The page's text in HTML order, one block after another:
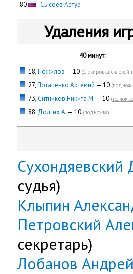
80
Сысоев Артур
Удаления
40 минут:
18,Пожилов — 10 (блокировка,
27,Потапенко Артемий — 10 (
73,Ситников Никита М. — 10 (толчок
88, Долгих А. — 10 (подножка)
Сухондяевский
судья)
Клыпин
Петровский
секретарь)
Лобанов